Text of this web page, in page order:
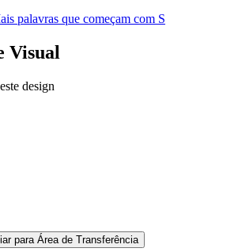
palavras que começam com S
Visual
design
para Área de Transferência